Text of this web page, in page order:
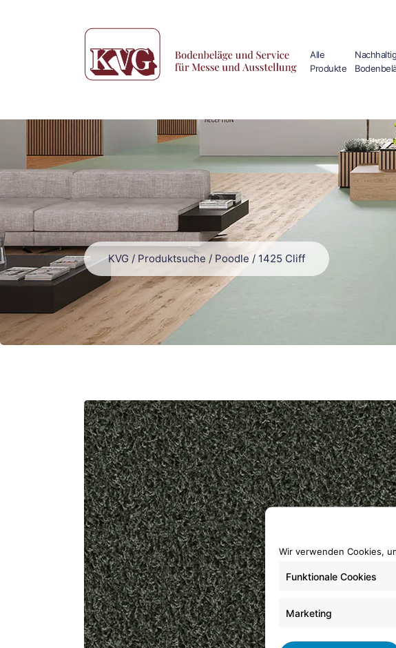
Wir verwenden Cookies,
Funktionale Cookies
Marketing
Alle
Produkte
KVG / Produktsuche / Poodle / 1425 Cliff